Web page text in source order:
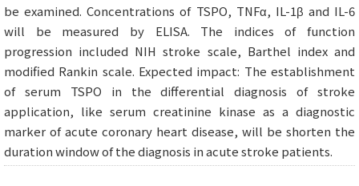
be examined. Concentrations of TSPO, TNFα, IL-1β and IL-6
will be measured by ELISA. The indices of function
progression included NIH stroke scale, Barthel index and
modified Rankin scale. Expected impact: The establishment
of serum TSPO in the differential diagnosis of stroke
application, like serum creatinine kinase as a diagnostic
marker of acute coronary heart disease, will be shorten the
duration window of the diagnosis in acute stroke patients.